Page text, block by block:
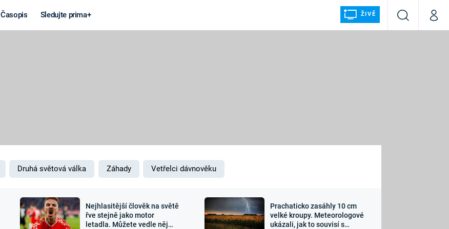
Časopis Sledujte prima+ ŽIVĚ
VyhledáváníMůj
MARS
Záhady a
Zajímavosti Sledujte nás
Druhá světová válka Záhady Vetřelci dávnověku
Nejhlasitější člověk na světě
řve stejně jako motor
letadla. Můžete vedle něj
Prachaticko zasáhly 10 cm
velké kroupy. Meteorologové
ukázali, jak to souvisí s